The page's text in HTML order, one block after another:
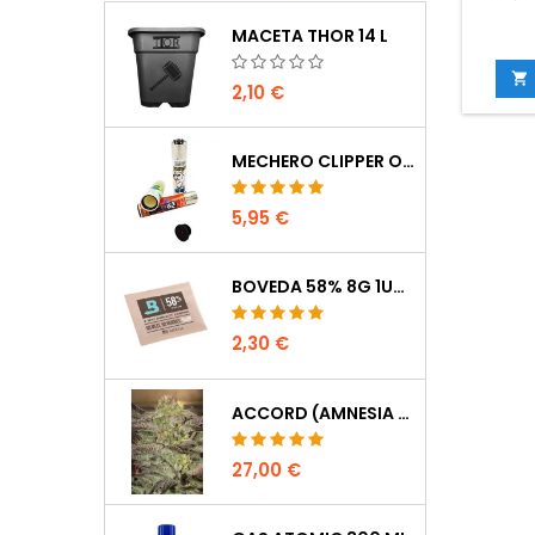
MACETA THOR 14 L
2,10 €
MECHERO CLIPPER OCULTACIÓN
5,95 €
BOVEDA 58% 8G 1UDS
2,30 €
ACCORD (AMNESIA CORDOBESA)
27,00 €
